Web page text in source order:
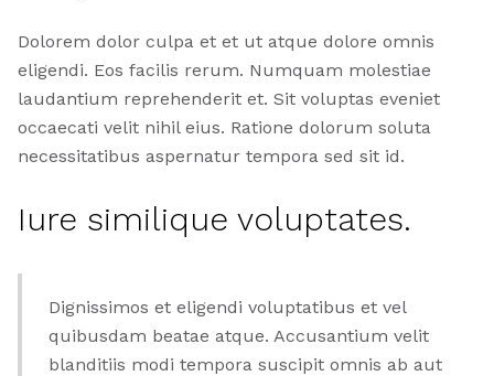
Dolorem dolor culpa et et ut atque dolore omnis
eligendi. Eos facilis rerum. Numquam molestiae
laudantium reprehenderit et. Sit voluptas eveniet
occaecati velit nihil eius. Ratione dolorum soluta
necessitatibus aspernatur tempora sed sit id.
Iure similique voluptates.
Dignissimos et eligendi voluptatibus et vel
quibusdam beatae atque. Accusantium velit
blanditiis modi tempora suscipit omnis ab aut